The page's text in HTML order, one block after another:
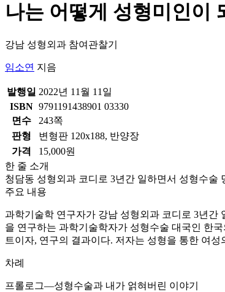
나는 어떻게 성형미인이
강남 성형외과 참여관찰기
임소연 지음
발행일 2022년 11월 11일
ISBN 9791191438901 03330
면수
243쪽
판형
변형판 120x188, 반양장
가격
15,000원
한 줄 소개
청담동 성형외과 코디로 3년간 일하면서 성형수
주요 내용
과학기술학 연구자가 강남 성형외과 코디로 3년
을 연구하는 과학기술학자가 성형수술 대국인 한
트이자, 연구의 결과이다. 저자는 성형을 통한 여
차례
프롤로그―성형수술과 내가 얽혀버린 이야기